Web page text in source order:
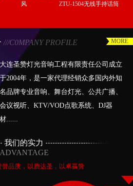
风
ZTU-1504无线手持话筒
///C0MPANY PROFILE MORE
大连圣赞灯光音响工程有限责任公司成立
于2004年，是一家代理经销众多国内外知
名品牌专业音响、舞台灯光、公共广播、
会议视听、KTV/VOD点歌系统、DJ器
材......
我们的实力
ADVANTAGE
品质，以质达圣，以卓赢赞